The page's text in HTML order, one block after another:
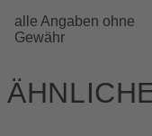
alle Angaben ohne
Gewähr